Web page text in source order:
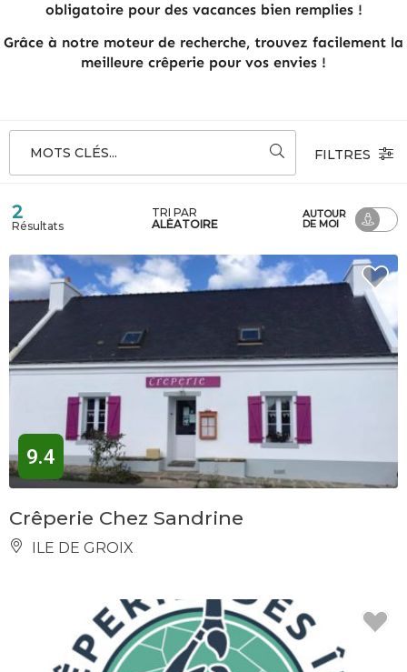
obligatoire pour des vacances bien remplies !
Grâce à notre moteur de recherche, trouvez facilement la
meilleure crêperie pour vos envies !
MOTS CLÉS... FILTRES
2
Résultats
TRI PAR
ALÉATOIRE
AUTOUR
DE MOI
9.4
Crêperie Chez Sandrine
ILE DE GROIX